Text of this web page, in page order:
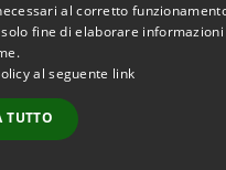
© 2026 • Comune di
al corretto
fine di elaborare informazioni
al seguente link
TUTTO